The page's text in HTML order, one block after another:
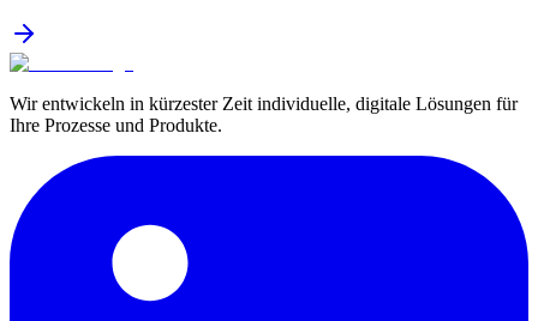
Wir entwickeln in kürzester Zeit individuelle, digitale Lösungen für
Ihre Prozesse und Produkte.